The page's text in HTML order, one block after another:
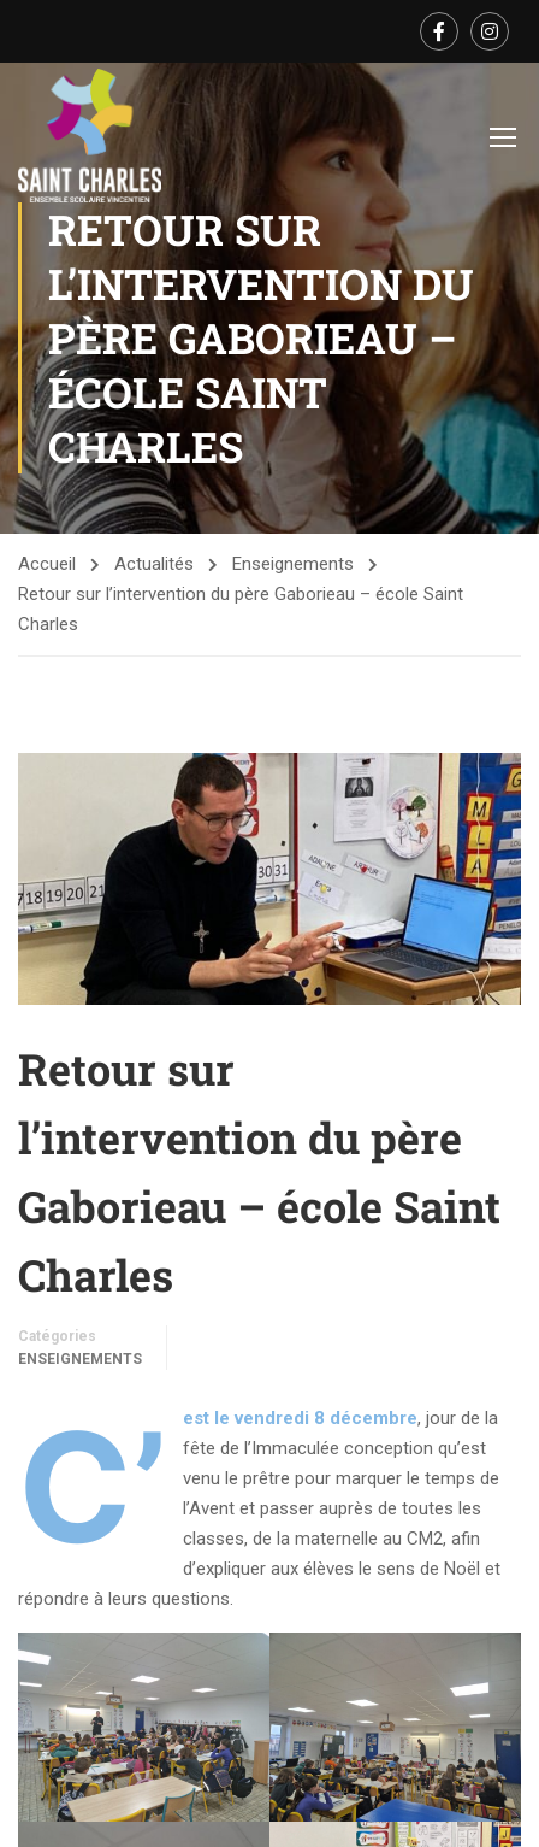
RETOUR SUR
L’INTERVENTION DU
PÈRE GABORIEAU –
ÉCOLE SAINT
CHARLES
Accueil Actualités
Enseignements
Retour sur l’intervention du père Gaborieau – école Saint
Charles
Retour sur
l’intervention du père
Gaborieau – école Saint
Charles
Catégories
ENSEIGNEMENTS
C’ est le vendredi 8 décembre, jour de la
fête de l’Immaculée conception qu’est
venu le prêtre pour marquer le temps de
l’Avent et passer auprès de toutes les
classes, de la maternelle au CM2, afin
d’expliquer aux élèves le sens de Noël et
répondre à leurs questions.